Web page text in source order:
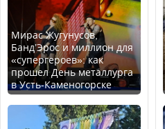
елдері арасында әл-ауқат
индексінде көш бастады
Казахстан возглавил
рейтинг благополучия
среди стран Центральной
Мирас Жугунусов,
Банд’Эрос и миллион для
«супергероев»: как
прошел День металлурга
в Усть-Каменогорске